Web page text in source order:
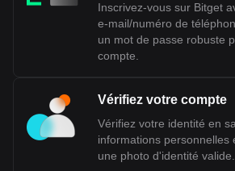
Inscrivez-vous sur Bitget
e-mail/numéro de
un mot de passe robuste
compte.
Vérifiez votre compte
Vérifiez votre identité en
informations personnelles
une photo d'identité valide.